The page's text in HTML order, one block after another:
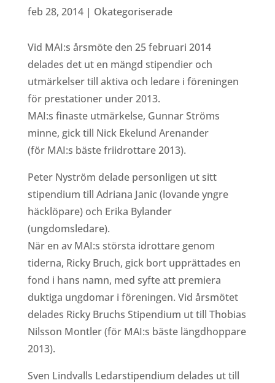
feb 28, 2014| Okategoriserade
Vid MAI:s årsmöte den 25 februari 2014
delades det ut en mängd stipendier och
utmärkelser till aktiva och ledare i föreningen
för prestationer under 2013.
MAI:s finaste utmärkelse, Gunnar Ströms
minne, gick till Nick Ekelund Arenander
(för MAI:s bäste friidrottare 2013).
Peter Nyström delade personligen ut sitt
stipendium till Adriana Janic (lovande yngre
häcklöpare) och Erika Bylander
(ungdomsledare).
När en av MAI:s största idrottare genom
tiderna, Ricky Bruch, gick bort upprättades en
fond i hans namn, med syfte att premiera
duktiga ungdomar i föreningen. Vid årsmötet
delades Ricky Bruchs Stipendium ut till Thobias
Nilsson Montler (för MAI:s bäste längdhoppare
2013).
Sven Lindvalls Ledarstipendium delades ut till